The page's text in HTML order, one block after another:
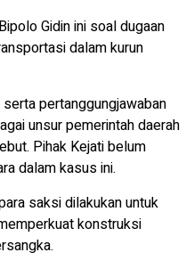
Gidin ini soal dugaan
dalam kurun
pertanggungjawaban
unsur pemerintah daerah
Pihak Kejati belum
dalam kasus ini.
saksi dilakukan untuk
konstruksi